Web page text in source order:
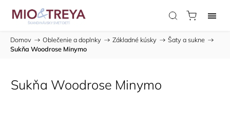
Domov / Oblečenie a doplnky / Základné kúsky / Šaty a sukne /
Sukňa Woodrose Minymo
Sukňa Woodrose Minymo